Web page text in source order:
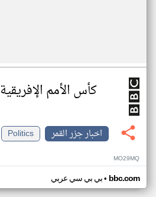
كأس الأمم الإفريقية
اخبار جزر القمر
Politics
MO29MQ
بي بي سي عربي• bbc.com